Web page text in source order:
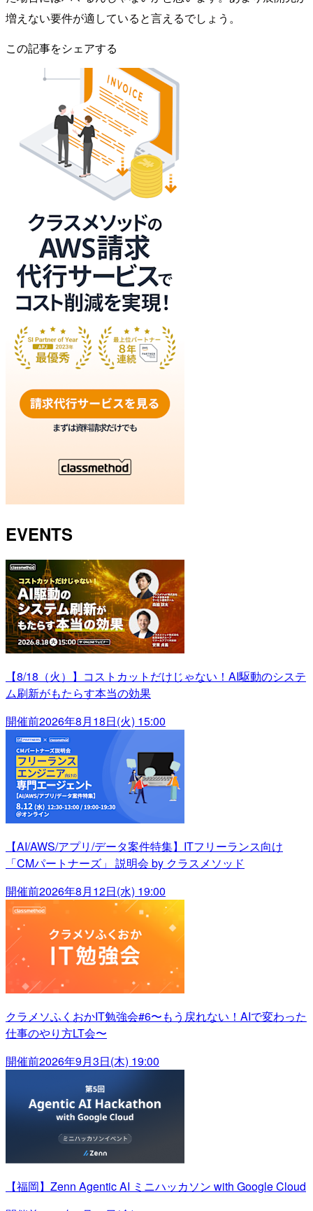
増えない要件が適していると言えるでしょう。
この記事をシェアする
EVENTS
【8/18（火）】コストカットだけじゃない！AI駆動のシステ
ム刷新がもたらす本当の効果
開催前2026年8月18日(火) 15:00
【AI/AWS/アプリ/データ案件特集】ITフリーランス向け
「CMパートナーズ」 説明会 by クラスメソッド
開催前2026年8月12日(水) 19:00
クラメソふくおかIT勉強会#6〜もう戻れない！AIで変わった
仕事のやり方LT会〜
開催前2026年9月3日(木) 19:00
【福岡】Zenn Agentic AI ミニハッカソン with Google Cloud